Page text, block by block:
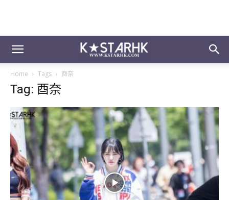
Home Tags 酉奈
Tag: 酉奈